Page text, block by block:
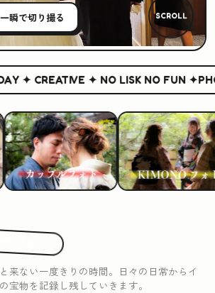
瞬で切り撮る SCROLL
✦ CREATIVE ✦ NO LISK NO FUN ✦
来ない一度きりの時間。日々の日常からイ
宝物を記録し残していきます。